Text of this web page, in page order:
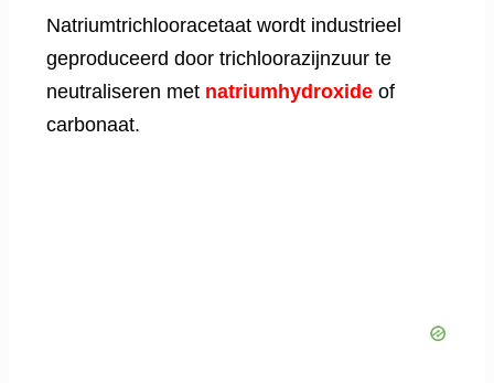
Natriumtrichlooracetaat wordt industrieel
geproduceerd door trichloorazijnzuur te
neutraliseren met natriumhydroxide of
carbonaat.